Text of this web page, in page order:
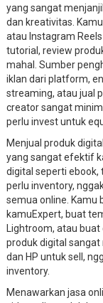
yang sangat
dan kreativitas.
atau Instagram
tutorial, review
mahal. Sumber
iklan dari platform,
streaming, atau jual
creator sangat
perlu invest untuk
Menjual produk
yang sangat efektif
digital seperti ebook,
perlu inventory,
semua online. Kamu
kamuExpert, buat
Lightroom, atau
produk digital
dan HP untuk sell,
inventory.
Menawarkan jasa